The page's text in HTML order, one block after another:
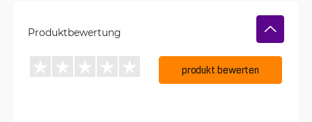
Produktbewertung
produkt bewerten